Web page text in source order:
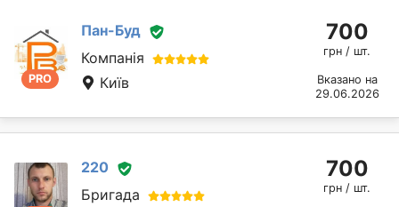
PRO
Пан-Буд
Компанія
Київ
700
грн / шт.
Вказано на
29.06.2026
220
Бригада
700
грн / шт.